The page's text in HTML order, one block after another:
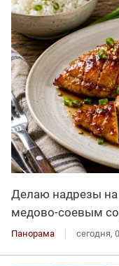
Делаю надрезы
медово-соевым
Панорама сегодня,